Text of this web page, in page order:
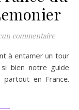
commentaire
bien notre guide
en France.